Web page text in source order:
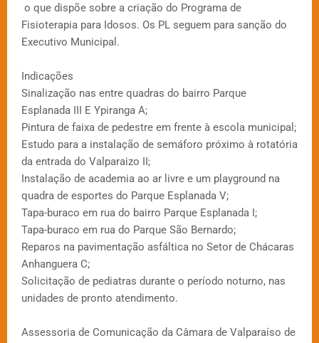
o que dispõe sobre a criação do Programa de
Fisioterapia para Idosos. Os PL seguem para sanção do
Executivo Municipal.
Indicações
Sinalização nas entre quadras do bairro Parque
Esplanada III E Ypiranga A;
Pintura de faixa de pedestre em frente à escola municipal;
Estudo para a instalação de semáforo próximo à rotatória
da entrada do Valparaizo II;
Instalação de academia ao ar livre e um playground na
quadra de esportes do Parque Esplanada V;
Tapa-buraco em rua do bairro Parque Esplanada I;
Tapa-buraco em rua do Parque São Bernardo;
Reparos na pavimentação asfáltica no Setor de Chácaras
Anhanguera C;
Solicitação de pediatras durante o período noturno, nas
unidades de pronto atendimento.
Assessoria de Comunicação da Câmara de Valparaíso de